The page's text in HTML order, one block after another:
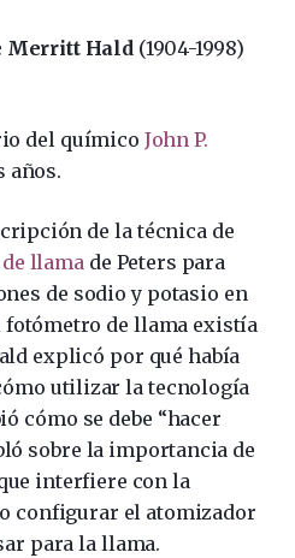
Merritt Hald (1904-1998)
del químico John P.
años.
de la técnica de
llama de Peters para
de sodio y potasio en
fotómetro de llama existía
explicó por qué había
utilizar la tecnología
cómo se debe “hacer
sobre la importancia de
interfiere con la
configurar el atomizador
para la llama.